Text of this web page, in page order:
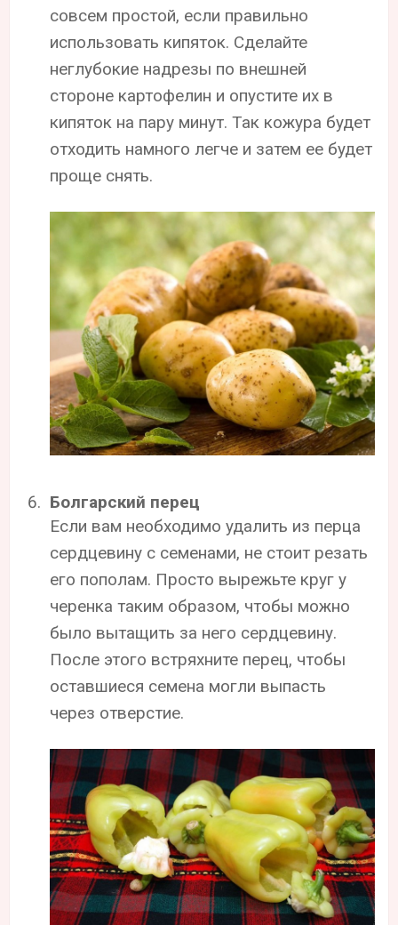
совсем простой, если правильно
использовать кипяток. Сделайте
неглубокие надрезы по внешней
стороне картофелин и опустите их в
кипяток на пару минут. Так кожура будет
отходить намного легче и затем ее будет
проще снять.
Болгарский перец
Если вам необходимо удалить из перца
сердцевину с семенами, не стоит резать
его пополам. Просто вырежьте круг у
черенка таким образом, чтобы можно
было вытащить за него сердцевину.
После этого встряхните перец, чтобы
оставшиеся семена могли выпасть
через отверстие.